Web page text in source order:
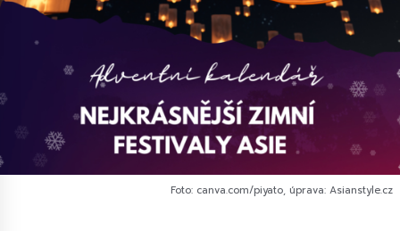
Foto: canva.com/piyato, úprava: Asianstyle.cz